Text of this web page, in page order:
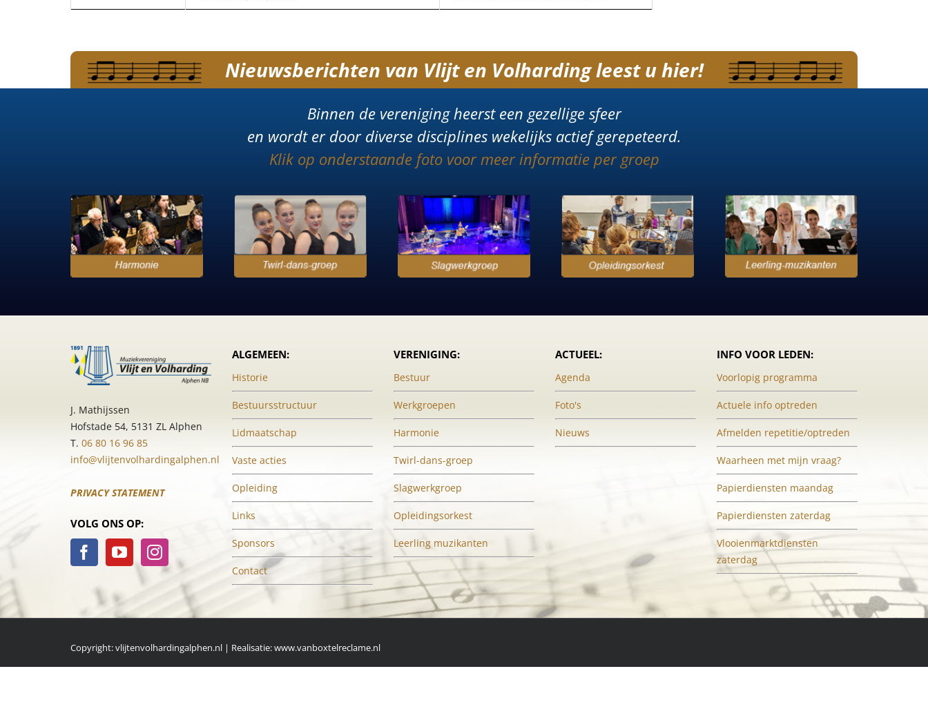
Nieuwsberichten van Vlijt en Volharding leest u hier!
Binnen de vereniging heerst een gezellige sfeer
en wordt er door diverse disciplines wekelijks actief gerepeteerd.
Klik op onderstaande foto voor meer informatie per groep
J. Mathijssen
Hofstade 54, 5131 ZL Alphen
T. 06 80 16 96 85
info@vlijtenvolhardingalphen.nl
PRIVACY STATEMENT
VOLG ONS OP:
ALGEMEEN:
Historie
Bestuursstructuur
Lidmaatschap
Vaste acties
Opleiding
Links
Sponsors
Contact
VERENIGING:
Bestuur
Werkgroepen
Harmonie
Twirl-dans-groep
Slagwerkgroep
Opleidingsorkest
Leerling muzikanten
ACTUEEL:
Agenda
Foto's
Nieuws
INFO VOOR LEDEN:
Voorlopig programma
Actuele info optreden
Afmelden repetitie/optreden
Waarheen met mijn vraag?
Papierdiensten maandag
Papierdiensten zaterdag
Vlooienmarktdiensten
zaterdag
Copyright: vlijtenvolhardingalphen.nl | Realisatie:www.vanboxtelreclame.nl